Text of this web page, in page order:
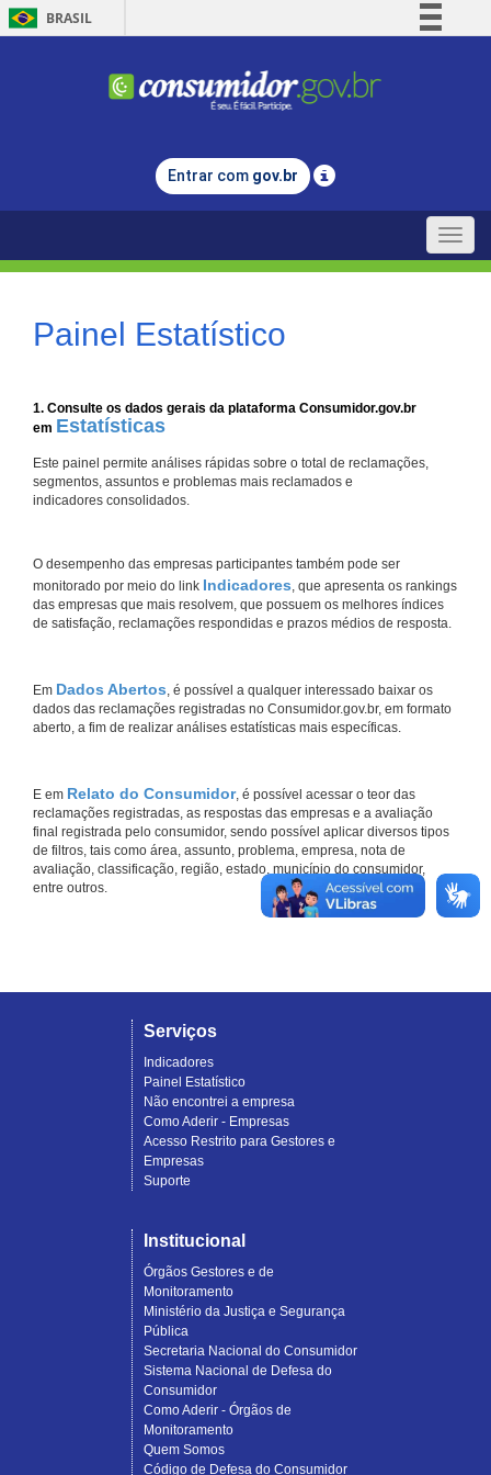
BRASIL
Comunica BR
Legislação
Entrar com gov.br
Toggle
Painel Estatístico
1. Consulte os dados gerais da plataforma Consumidor.gov.br
em Estatísticas
Este painel permite análises rápidas sobre o total de reclamações,
segmentos, assuntos e problemas mais reclamados e
indicadores consolidados.
O desempenho das empresas participantes também pode ser
monitorado por meio do link Indicadores, que apresenta os rankings
das empresas que mais resolvem, que possuem os melhores índices
de satisfação, reclamações respondidas e prazos médios de resposta.
Em Dados Abertos, é possível a qualquer interessado baixar os
dados das reclamações registradas no Consumidor.gov.br, em formato
aberto, a fim de realizar análises estatísticas mais específicas.
E em Relato do Consumidor, é possível acessar o teor das
reclamações registradas, as respostas das empresas e a avaliação
final registrada pelo consumidor, sendo possível aplicar diversos tipos
de filtros, tais como área, assunto, problema, empresa, nota de
avaliação, classificação, região, estado, município do consumidor,
entre outros.
Serviços
Indicadores
Painel Estatístico
Não encontrei a empresa
Como Aderir - Empresas
Acesso Restrito para Gestores e
Empresas
Suporte
Institucional
Órgãos Gestores e de
Monitoramento
Ministério da Justiça e Segurança
Pública
Secretaria Nacional do Consumidor
Sistema Nacional de Defesa do
Consumidor
Como Aderir - Órgãos de
Monitoramento
Quem Somos
Código de Defesa do Consumidor